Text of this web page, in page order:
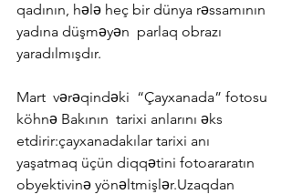
qadının, hələ heç bir dünya rəssamının
yadına düşməyən  parlaq obrazı
yaradılmışdır.
Mart  vərəqindəki  “Çayxanada” fotosu
köhnə Bakının  tarixi anlarını əks
etdirir:çayxanadakılar tarixi anı
yaşatmaq üçün diqqətini fotoararatın
obyektivinə yönəltmişlər.Uzaqdan